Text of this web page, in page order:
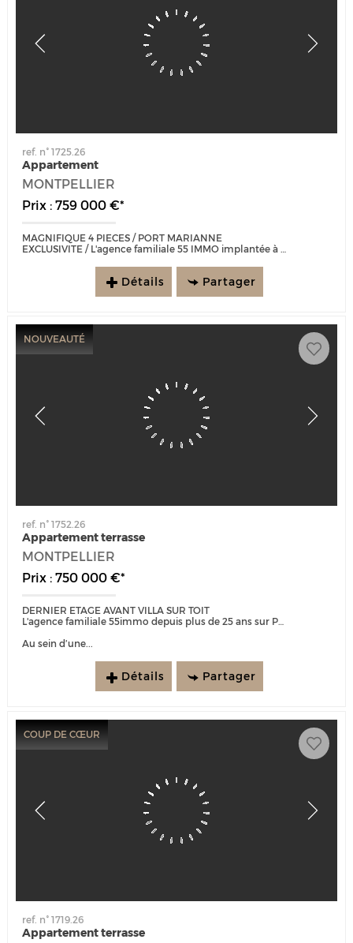
ref. n° 1725.26
Appartement
MONTPELLIER
Prix : 759 000 €*
MAGNIFIQUE 4 PIECES / PORT MARIANNE
EXCLUSIVITE / L'agence familiale 55 IMMO implantée à Port Marianne depuis 25 ans est ravie de vous présenter ce superbe...
Détails Partager
NOUVEAUTÉ
ref. n° 1752.26
Appartement terrasse
MONTPELLIER
Prix : 750 000 €*
DERNIER ETAGE AVANT VILLA SUR TOIT
L'agence familiale 55immo depuis plus de 25 ans sur Port Marianne est heureuse de vous présenter :
Au sein d’une...
Détails Partager
COUP DE CŒUR
ref. n° 1719.26
Appartement terrasse